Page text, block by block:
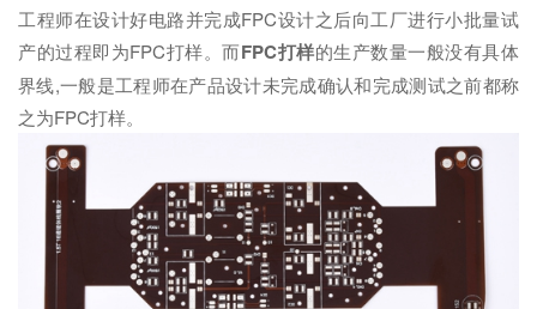
工程师在设计好电路并完成FPC设计之后向工厂进行小批量试
产的过程即为FPC打样。而FPC打样的生产数量一般没有具体
界线,一般是工程师在产品设计未完成确认和完成测试之前都称
之为FPC打样。